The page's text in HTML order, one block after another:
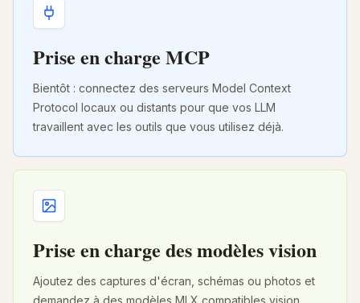
Prise en charge MCP
Bientôt : connectez des serveurs Model Context
Protocol locaux ou distants pour que vos LLM
travaillent avec les outils que vous utilisez déjà.
Prise en charge des modèles vision
Ajoutez des captures d'écran, schémas ou photos et
demandez à des modèles MLX compatibles vision